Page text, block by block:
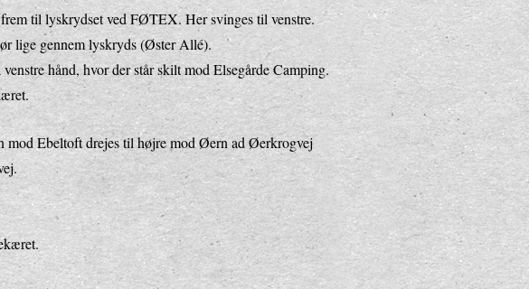
til lyskrydset ved FØTEX. Her svinges til venstre.
lige gennem lyskryds (Øster Allé).
hånd, hvor der står skilt mod Elsegårde Camping.
Ebeltoft drejes til højre mod Øern ad Øerkrogvej